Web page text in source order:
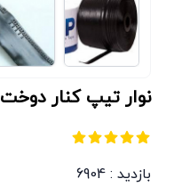
نوار تیپ کنار دوخت
بازدید : 6904